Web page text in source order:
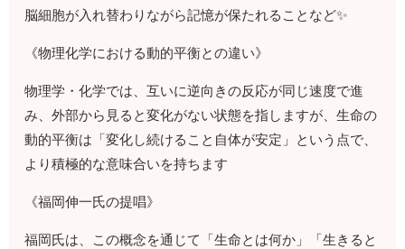
脳細胞が入れ替わりながら記憶が保たれることなど✨
《物理化学における動的平衡との違い》
物理学・化学では、互いに逆向きの反応が同じ速度で進
み、外部から見ると変化がない状態を指しますが、生命の
動的平衡は「変化し続けること自体が安定」という点で、
より積極的な意味合いを持ちます
《福岡伸一氏の提唱》
福岡氏は、この概念を通じて「生命とは何か」「生きると